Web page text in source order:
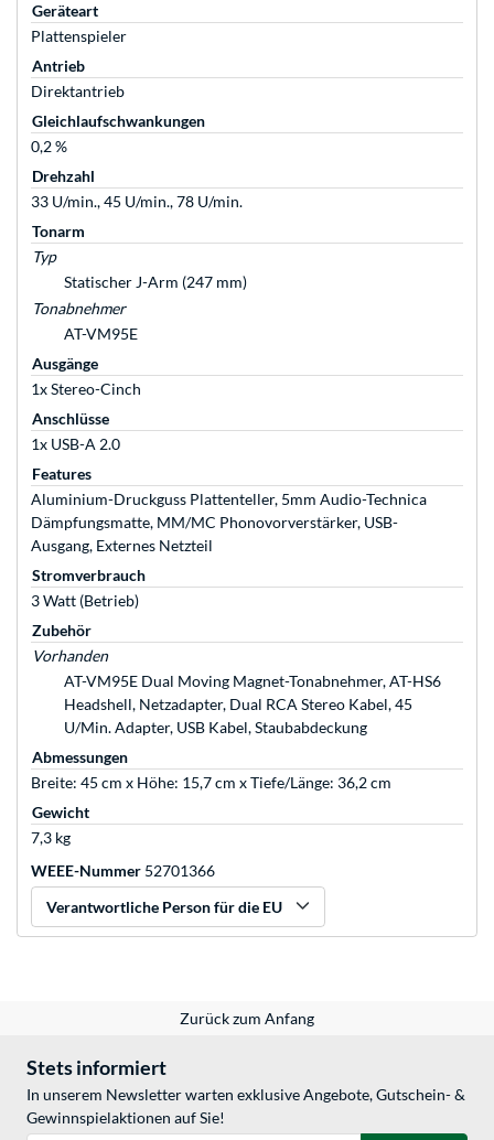
Geräteart
Plattenspieler
Antrieb
Direktantrieb
Gleichlaufschwankungen
0,2 %
Drehzahl
33 U/min., 45 U/min., 78 U/min.
Tonarm
Typ
Statischer J-Arm (247 mm)
Tonabnehmer
AT-VM95E
Ausgänge
1x Stereo-Cinch
Anschlüsse
1x USB-A 2.0
Features
Aluminium-Druckguss Plattenteller, 5mm Audio-Technica
Dämpfungsmatte, MM/MC Phonovorverstärker, USB-
Ausgang, Externes Netzteil
Stromverbrauch
3 Watt (Betrieb)
Zubehör
Vorhanden
AT-VM95E Dual Moving Magnet-Tonabnehmer, AT-HS6
Headshell, Netzadapter, Dual RCA Stereo Kabel, 45
U/Min. Adapter, USB Kabel, Staubabdeckung
Abmessungen
Breite: 45 cm x Höhe: 15,7 cm x Tiefe/Länge: 36,2 cm
Gewicht
7,3 kg
WEEE-Nummer 52701366
Verantwortliche Person für die EU
Zurück zum Anfang
Stets informiert
In unserem Newsletter warten exklusive Angebote, Gutschein- &
Gewinnspielaktionen auf Sie!